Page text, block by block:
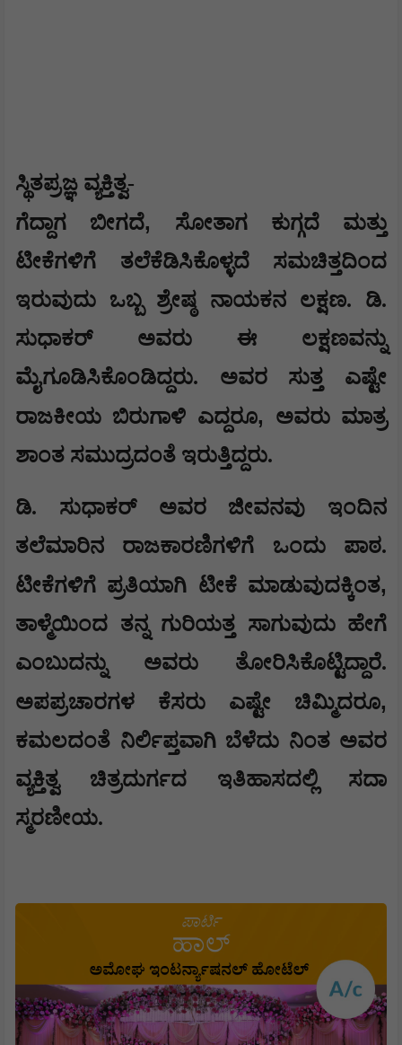
ಸ್ಥಿತಪ್ರಜ್ಞ ವ್ಯಕ್ತಿತ್ವ-
ಗೆದ್ದಾಗ ಬೀಗದೆ, ಸೋತಾಗ ಕುಗ್ಗದೆ ಮತ್ತು
ಟೀಕೆಗಳಿಗೆ ತಲೆಕೆಡಿಸಿಕೊಳ್ಳದೆ ಸಮಚಿತ್ತದಿಂದ
ಇರುವುದು ಒಬ್ಬ ಶ್ರೇಷ್ಠ ನಾಯಕನ ಲಕ್ಷಣ. ಡಿ.
ಸುಧಾಕರ್ ಅವರು ಈ ಲಕ್ಷಣವನ್ನು
ಮೈಗೂಡಿಸಿಕೊಂಡಿದ್ದರು. ಅವರ ಸುತ್ತ ಎಷ್ಟೇ
ರಾಜಕೀಯ ಬಿರುಗಾಳಿ ಎದ್ದರೂ, ಅವರು ಮಾತ್ರ
ಶಾಂತ ಸಮುದ್ರದಂತೆ ಇರುತ್ತಿದ್ದರು.
ಡಿ. ಸುಧಾಕರ್ ಅವರ ಜೀವನವು ಇಂದಿನ
ತಲೆಮಾರಿನ ರಾಜಕಾರಣಿಗಳಿಗೆ ಒಂದು ಪಾಠ.
ಟೀಕೆಗಳಿಗೆ ಪ್ರತಿಯಾಗಿ ಟೀಕೆ ಮಾಡುವುದಕ್ಕಿಂತ,
ತಾಳ್ಮೆಯಿಂದ ತನ್ನ ಗುರಿಯತ್ತ ಸಾಗುವುದು ಹೇಗೆ
ಎಂಬುದನ್ನು ಅವರು ತೋರಿಸಿಕೊಟ್ಟಿದ್ದಾರೆ.
ಅಪಪ್ರಚಾರಗಳ ಕೆಸರು ಎಷ್ಟೇ ಚಿಮ್ಮಿದರೂ,
ಕಮಲದಂತೆ ನಿರ್ಲಿಪ್ತವಾಗಿ ಬೆಳೆದು ನಿಂತ ಅವರ
ವ್ಯಕ್ತಿತ್ವ ಚಿತ್ರದುರ್ಗದ ಇತಿಹಾಸದಲ್ಲಿ ಸದಾ
ಸ್ಮರಣೀಯ.